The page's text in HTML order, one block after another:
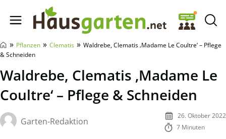
Hausgarten.net
» Pflanzen » Clematis » Waldrebe, Clematis ‚Madame Le Coultre‘ – Pflege
& Schneiden
Waldrebe, Clematis ‚Madame Le
Coultre‘ – Pflege & Schneiden
Garten-Redaktion
26. Oktober 2022
7 Minuten